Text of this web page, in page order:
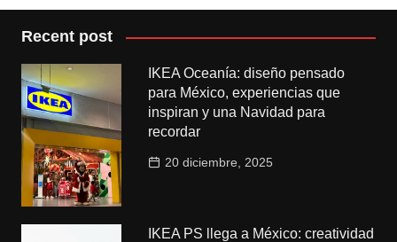
Recent post
IKEA Oceanía: diseño pensado
para México, experiencias que
inspiran y una Navidad para
recordar
20 diciembre, 2025
IKEA PS llega a México: creatividad